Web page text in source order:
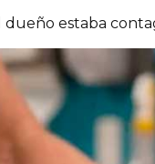
dueño estaba